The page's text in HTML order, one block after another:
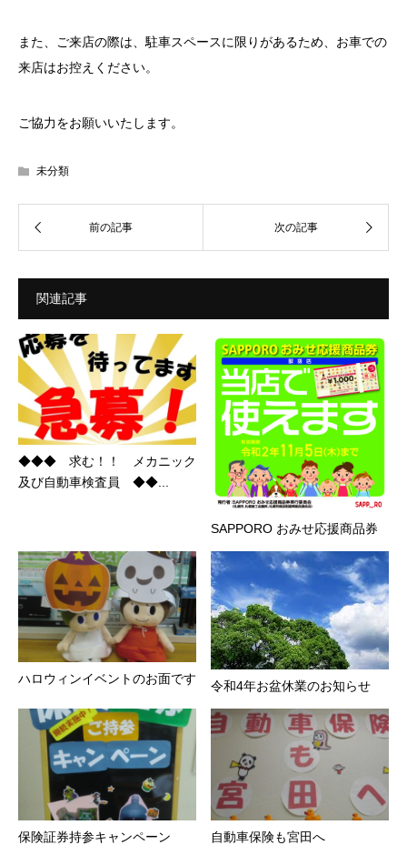
また、ご来店の際は、駐車スペースに限りがあるため、お車での
来店はお控えください。
ご協力をお願いいたします。
未分類
関連記事
◆◆◆ 求む！！ メカニック
及び自動車検査員 ◆◆...
SAPPORO おみせ応援商品券
ハロウィンイベントのお面です
令和4年お盆休業のお知らせ
保険証券持参キャンペーン 自動車保険も宮田へ